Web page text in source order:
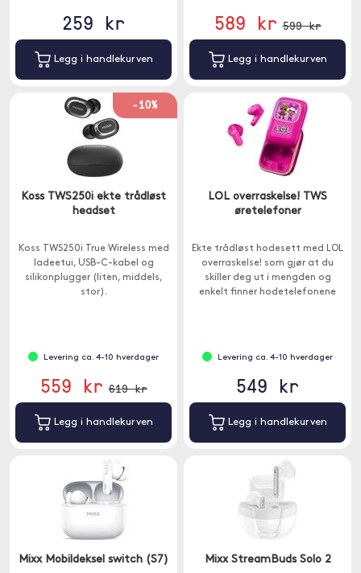
259 kr
Legg i handlekurven
589 kr 599 kr
Legg i handlekurven
-10%
Koss TWS250i ekte trådløst
headset
Koss TWS250i True Wireless med
ladeetui, USB-C-kabel og
silikonplugger (liten, middels,
stor).
Levering ca. 4-10 hverdager
559 kr 619 kr
Legg i handlekurven
LOL overraskelse! TWS
øretelefoner
Ekte trådløst hodesett med LOL
overraskelse! som gjør at du
skiller deg ut i mengden og
enkelt finner hodetelefonene
Levering ca. 4-10 hverdager
549 kr
Legg i handlekurven
Mixx Mobildeksel switch (S7) Mixx StreamBuds Solo 2